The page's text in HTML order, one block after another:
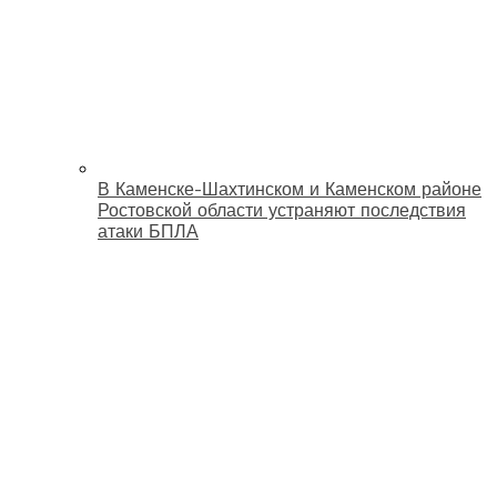
В Каменске-Шахтинском и Каменском районе
Ростовской области устраняют последствия
атаки БПЛА